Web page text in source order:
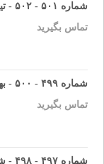
شماره ۵۰۱ - ۵۰۲ - تیر و مرداد ماه ۱۴۰۵
تماس بگیرید
شماره ۴۹۹ - ۵۰۰ - بهمن و اسفند ماه ۱۴۰۴
تماس بگیرید
شماره ۴۹۷ - ۴۹۸ - شهریور و مهرماه ۱۴۰۴